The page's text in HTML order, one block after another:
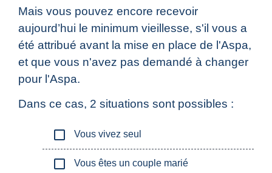
Mais vous pouvez encore recevoir
aujourd’hui le minimum vieillesse, s'il vous a
été attribué avant la mise en place de l'Aspa,
et que vous n'avez pas demandé à changer
pour l'Aspa.
Dans ce cas, 2 situations sont possibles :
check_box_outline_blank Vous vivez seul
check_box_outline_blank Vous êtes un couple marié